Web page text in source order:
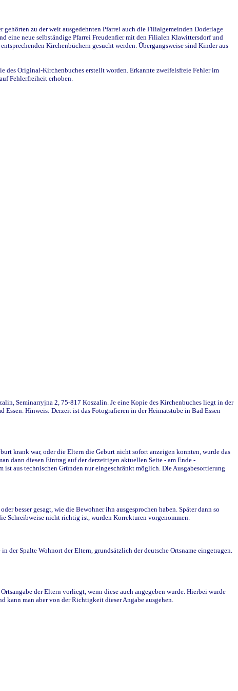
zu der weit ausgedehnten Pfarrei auch die Filialgemeinden Doderlage
eine neue selbständige Pfarrei Freudenfier mit den Filialen Klawittersdorf und
Kirchenbüchern gesucht werden. Übergangsweise sind Kinder aus
Original-Kirchenbuches erstellt worden. Erkannte zweifelsfreie Fehler im
Fehlerfreiheit erhoben.
Seminarryjna 2, 75-817 Koszalin. Je eine Kopie des Kirchenbuches liegt in der
Hinweis: Derzeit ist das Fotografieren in der Heimatstube in Bad Essen
krank war, oder die Eltern die Geburt nicht sofort anzeigen konnten, wurde das
dann diesen Eintrag auf der derzeitigen aktuellen Seite - am Ende -
aus technischen Gründen nur eingeschränkt möglich. Die Ausgabesortierung
besser gesagt, wie die Bewohner ihn ausgesprochen haben. Später dann so
Schreibweise nicht richtig ist, wurden Korrekturen vorgenommen.
Spalte Wohnort der Eltern, grundsätzlich der deutsche Ortsname eingetragen.
der Eltern vorliegt, wenn diese auch angegeben wurde. Hierbei wurde
kann man aber von der Richtigkeit dieser Angabe ausgehen.